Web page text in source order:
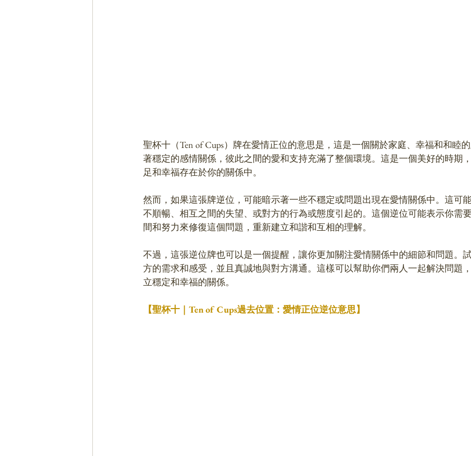
聖杯十（Ten of Cups）牌在愛情正位的意思是，這是一個關於家庭、幸福和和睦
著穩定的感情關係，彼此之間的愛和支持充滿了整個環境。這是一個美好的時期
足和幸福存在於你的關係中。
然而，如果這張牌逆位，可能暗示著一些不穩定或問題出現在愛情關係中。這可
不順暢、相互之間的失望、或對方的行為或態度引起的。這個逆位可能表示你需
間和努力來修復這個問題，重新建立和諧和互相的理解。
不過，這張逆位牌也可以是一個提醒，讓你更加關注愛情關係中的細節和問題。
方的需求和感受，並且真誠地與對方溝通。這樣可以幫助你們兩人一起解決問題
立穩定和幸福的關係。
【聖杯十｜Ten of Cups過去位置：愛情正位逆位意思】